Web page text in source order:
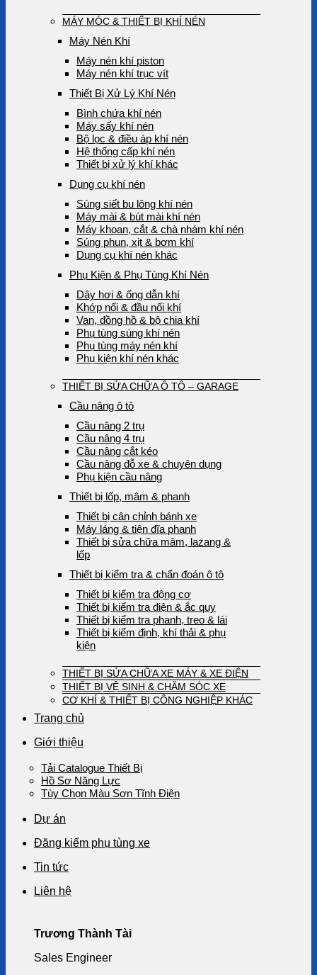
MÁY MÓC & THIẾT BỊ KHÍ NÉN
Máy Nén Khí
Máy nén khí piston
Máy nén khí trục vít
Thiết Bị Xử Lý Khí Nén
Bình chứa khí nén
Máy sấy khí nén
Bộ lọc & điều áp khí nén
Hệ thống cấp khí nén
Thiết bị xử lý khí khác
Dụng cụ khí nén
Súng siết bu lông khí nén
Máy mài & bút mài khí nén
Máy khoan, cắt & chà nhám khí nén
Súng phun, xịt & bơm khí
Dụng cụ khí nén khác
Phụ Kiện & Phụ Tùng Khí Nén
Dây hơi & ống dẫn khí
Khớp nối & đầu nối khí
Van, đồng hồ & bộ chia khí
Phụ tùng súng khí nén
Phụ tùng máy nén khí
Phụ kiện khí nén khác
THIẾT BỊ SỬA CHỮA Ô TÔ – GARAGE
Cầu nâng ô tô
Cầu nâng 2 trụ
Cầu nâng 4 trụ
Cầu nâng cắt kéo
Cầu nâng đỗ xe & chuyên dụng
Phụ kiện cầu nâng
Thiết bị lốp, mâm & phanh
Thiết bị cân chỉnh bánh xe
Máy láng & tiện đĩa phanh
Thiết bị sửa chữa mâm, lazang &
lốp
Thiết bị kiểm tra & chẩn đoán ô tô
Thiết bị kiểm tra động cơ
Thiết bị kiểm tra điện & ắc quy
Thiết bị kiểm tra phanh, treo & lái
Thiết bị kiểm định, khí thải & phụ
kiện
THIẾT BỊ SỬA CHỮA XE MÁY & XE ĐIỆN
THIẾT BỊ VỆ SINH & CHĂM SÓC XE
CƠ KHÍ & THIẾT BỊ CÔNG NGHIỆP KHÁC
Trang chủ
Giới thiệu
Tải Catalogue Thiết Bị
Hồ Sơ Năng Lực
Tùy Chọn Màu Sơn Tĩnh Điện
Dự án
Đăng kiểm phụ tùng xe
Tin tức
Liên hệ
Trương Thành Tài
Sales Engineer